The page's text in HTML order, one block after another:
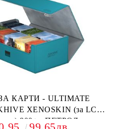
КАРТИ - ULTIMATE
XENOSKIN (за LCG,
др) 800+ - ПЕТРОЛ